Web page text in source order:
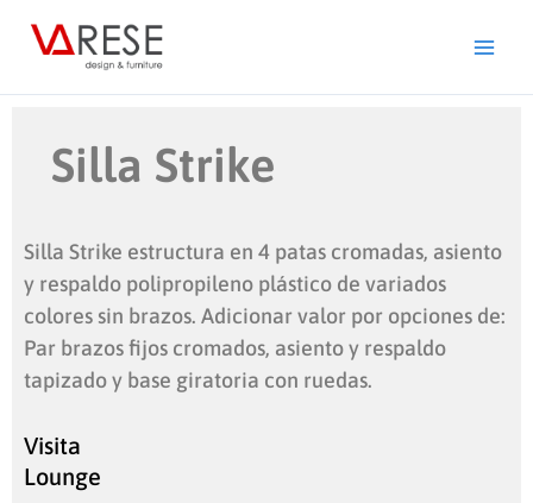
Silla Strike
Silla Strike estructura en 4 patas cromadas, asiento
y respaldo polipropileno plástico de variados
colores sin brazos. Adicionar valor por opciones de:
Par brazos fijos cromados, asiento y respaldo
tapizado y base giratoria con ruedas.
Visita
Lounge